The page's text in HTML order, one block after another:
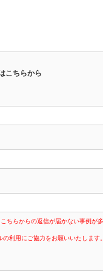
こちらから
ちらからの返信が届かない事例が多
利用にご協力をお願いいたします。